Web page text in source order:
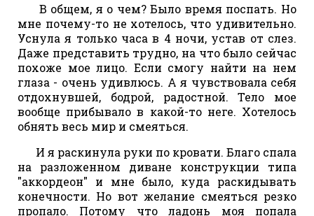
В общем, я о чем? Было время поспать. Но
мне почему-то не хотелось, что удивительно.
Уснула я только часа в 4 ночи, устав от слез.
Даже представить трудно, на что было сейчас
похоже мое лицо. Если смогу найти на нем
глаза - очень удивлюсь. А я чувствовала себя
отдохнувшей, бодрой, радостной. Тело мое
вообще прибывало в какой-то неге. Хотелось
обнять весь мир и смеяться.
И я раскинула руки по кровати. Благо спала
на разложенном диване конструкции типа
"аккордеон" и мне было, куда раскидывать
конечности. Но вот желание смеяться резко
пропало. Потому что ладонь моя попала